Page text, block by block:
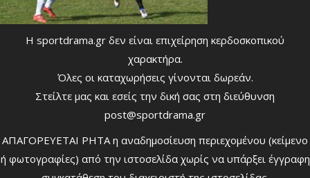
Η sportdrama.gr δεν είναι επιχείρηση κερδοσκοπικού
χαρακτήρα.
Όλες οι καταχωρήσεις γίνονται δωρεάν.
Στείλτε μας και εσείς την δική σας στη διεύθυνση
post@sportdrama.gr
ΑΠΑΓΟΡΕΥΕΤΑΙ ΡΗΤΑ η αναδημοσίευση περιεχομένου (κείμενο
ή φωτογραφίες) από την ιστοσελίδα χωρίς να υπάρξει έγγραφη